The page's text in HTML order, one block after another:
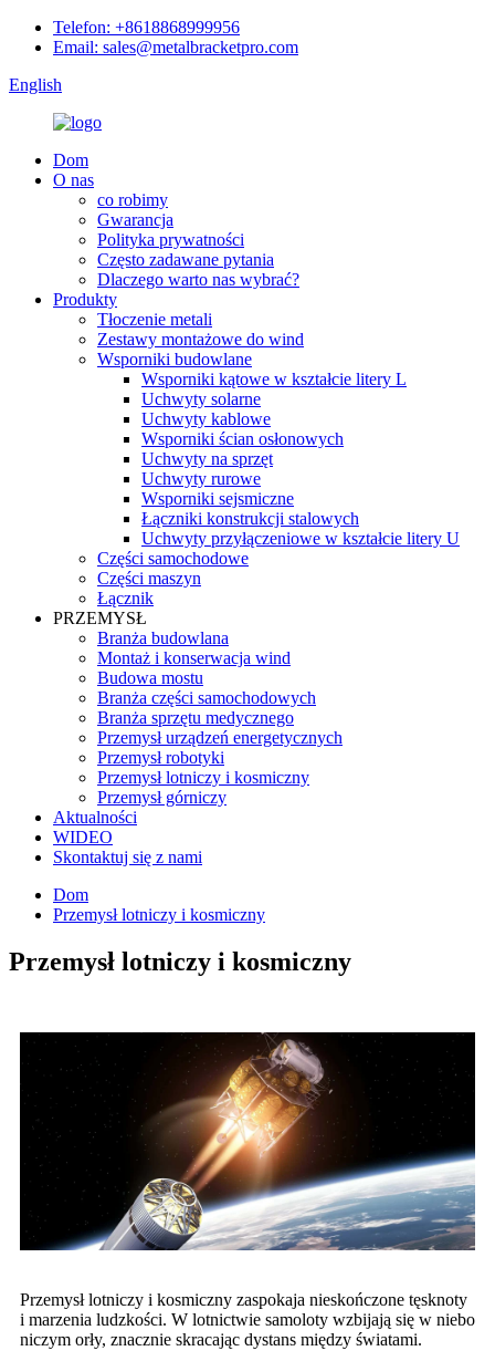
Telefon: +8618868999956
Email: sales@metalbracketpro.com
English
Dom
O nas
co robimy
Gwarancja
Polityka prywatności
Często zadawane pytania
Dlaczego warto nas wybrać?
Produkty
Tłoczenie metali
Zestawy montażowe do wind
Wsporniki budowlane
Wsporniki kątowe w kształcie litery L
Uchwyty solarne
Uchwyty kablowe
Wsporniki ścian osłonowych
Uchwyty na sprzęt
Uchwyty rurowe
Wsporniki sejsmiczne
Łączniki konstrukcji stalowych
Uchwyty przyłączeniowe w kształcie litery U
Części samochodowe
Części maszyn
Łącznik
PRZEMYSŁ
Branża budowlana
Montaż i konserwacja wind
Budowa mostu
Branża części samochodowych
Branża sprzętu medycznego
Przemysł urządzeń energetycznych
Przemysł robotyki
Przemysł lotniczy i kosmiczny
Przemysł górniczy
Aktualności
WIDEO
Skontaktuj się z nami
Dom
Przemysł lotniczy i kosmiczny
Przemysł lotniczy i kosmiczny
Przemysł lotniczy i kosmiczny zaspokaja nieskończone tęsknoty
i marzenia ludzkości. W lotnictwie samoloty wzbijają się w niebo
niczym orły, znacznie skracając dystans między światami.